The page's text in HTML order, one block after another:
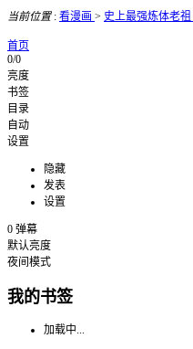
当前位置: 看漫画 > 史上最强炼体老祖
首页
0/0
亮度
书签
目录
自动
设置
隐藏
发表
设置
0 弹幕
默认亮度
夜间模式
我的书签
加载中...